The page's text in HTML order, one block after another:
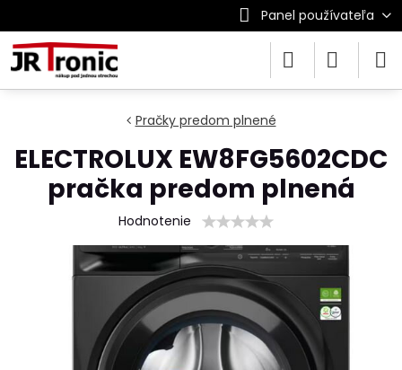
Panel používateľa
Pračky predom plnené
ELECTROLUX EW8FG5602CDC
pračka predom plnená
Hodnotenie